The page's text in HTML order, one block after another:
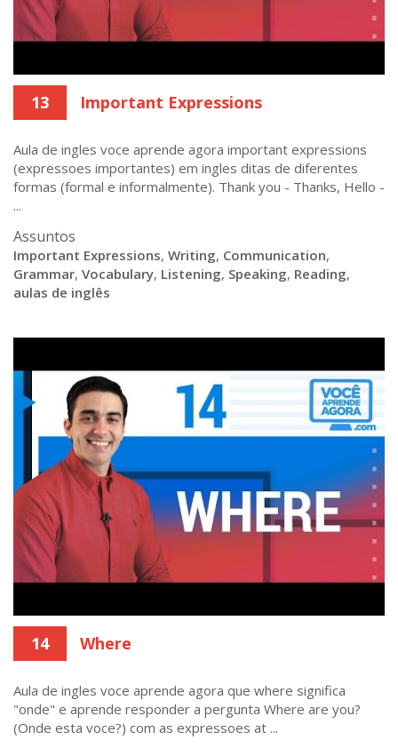
13 Important Expressions
Aula de ingles voce aprende agora important expressions
(expressoes importantes) em ingles ditas de diferentes
formas (formal e informalmente). Thank you - Thanks, Hello -
...
Assuntos
Important Expressions, Writing, Communication,
Grammar, Vocabulary, Listening, Speaking, Reading,
aulas de inglês
14 Where
Aula de ingles voce aprende agora que where significa
"onde" e aprende responder a pergunta Where are you?
(Onde esta voce?) com as expressoes at ...